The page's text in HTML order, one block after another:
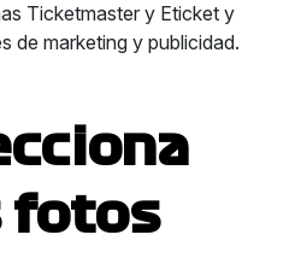
Ticketmaster y Eticket y
de marketing y publicidad.
fotos